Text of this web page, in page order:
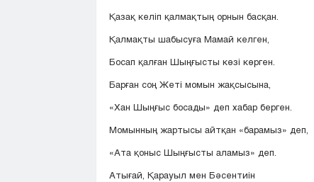
Қазақ келіп қалмақтың орнын басқан.
Қалмақты шабысуға Мамай келген,
Босап қалған Шыңғысты көзі көрген.
Барған соң Жеті момын жақсысына,
«Хан Шыңғыс босады» деп хабар берген.
Момынның жартысы айтқан «барамыз» деп,
«Ата қоныс Шыңғысты аламыз» деп.
Атығай, Қарауыл мен Бәсентиін